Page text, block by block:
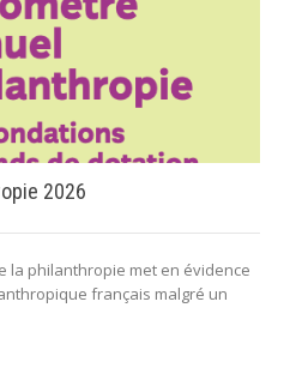
2026
la philanthropie met en évidence
français malgré un